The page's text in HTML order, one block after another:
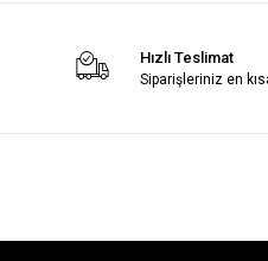
Hızlı Teslimat
Siparişleriniz en